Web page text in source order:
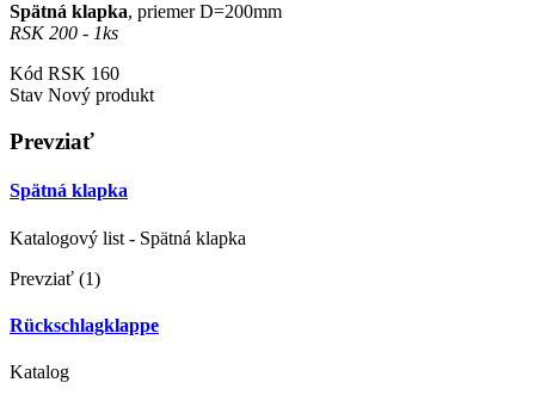
Spätná klapka, priemer D=200mm
RSK 200 - 1ks
Kód RSK 160
Stav Nový produkt
Prevziať
Spätná klapka
Katalogový list - Spätná klapka
Prevziať (1)
Rückschlagklappe
Katalog